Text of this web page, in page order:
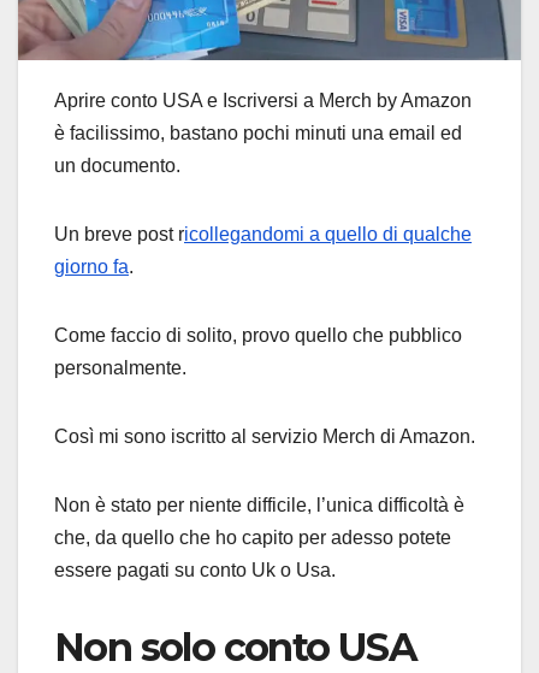
Aprire conto USA e Iscriversi a Merch by Amazon
è facilissimo, bastano pochi minuti una email ed
un documento.
Un breve post ricollegandomi a quello di qualche
giorno fa.
Come faccio di solito, provo quello che pubblico
personalmente.
Così mi sono iscritto al servizio Merch di Amazon.
Non è stato per niente difficile, l’unica difficoltà è
che, da quello che ho capito per adesso potete
essere pagati su conto Uk o Usa.
Non solo conto USA